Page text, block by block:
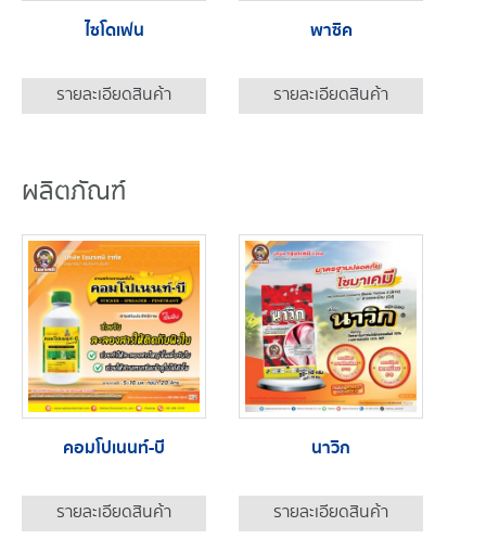
ไซโดเฟน
รายละเอียดสินค้า
พาซิค
รายละเอียดสินค้า
ผลิตภัณฑ์
คอมโปเนนท์-บี
รายละเอียดสินค้า
นาวิก
รายละเอียดสินค้า